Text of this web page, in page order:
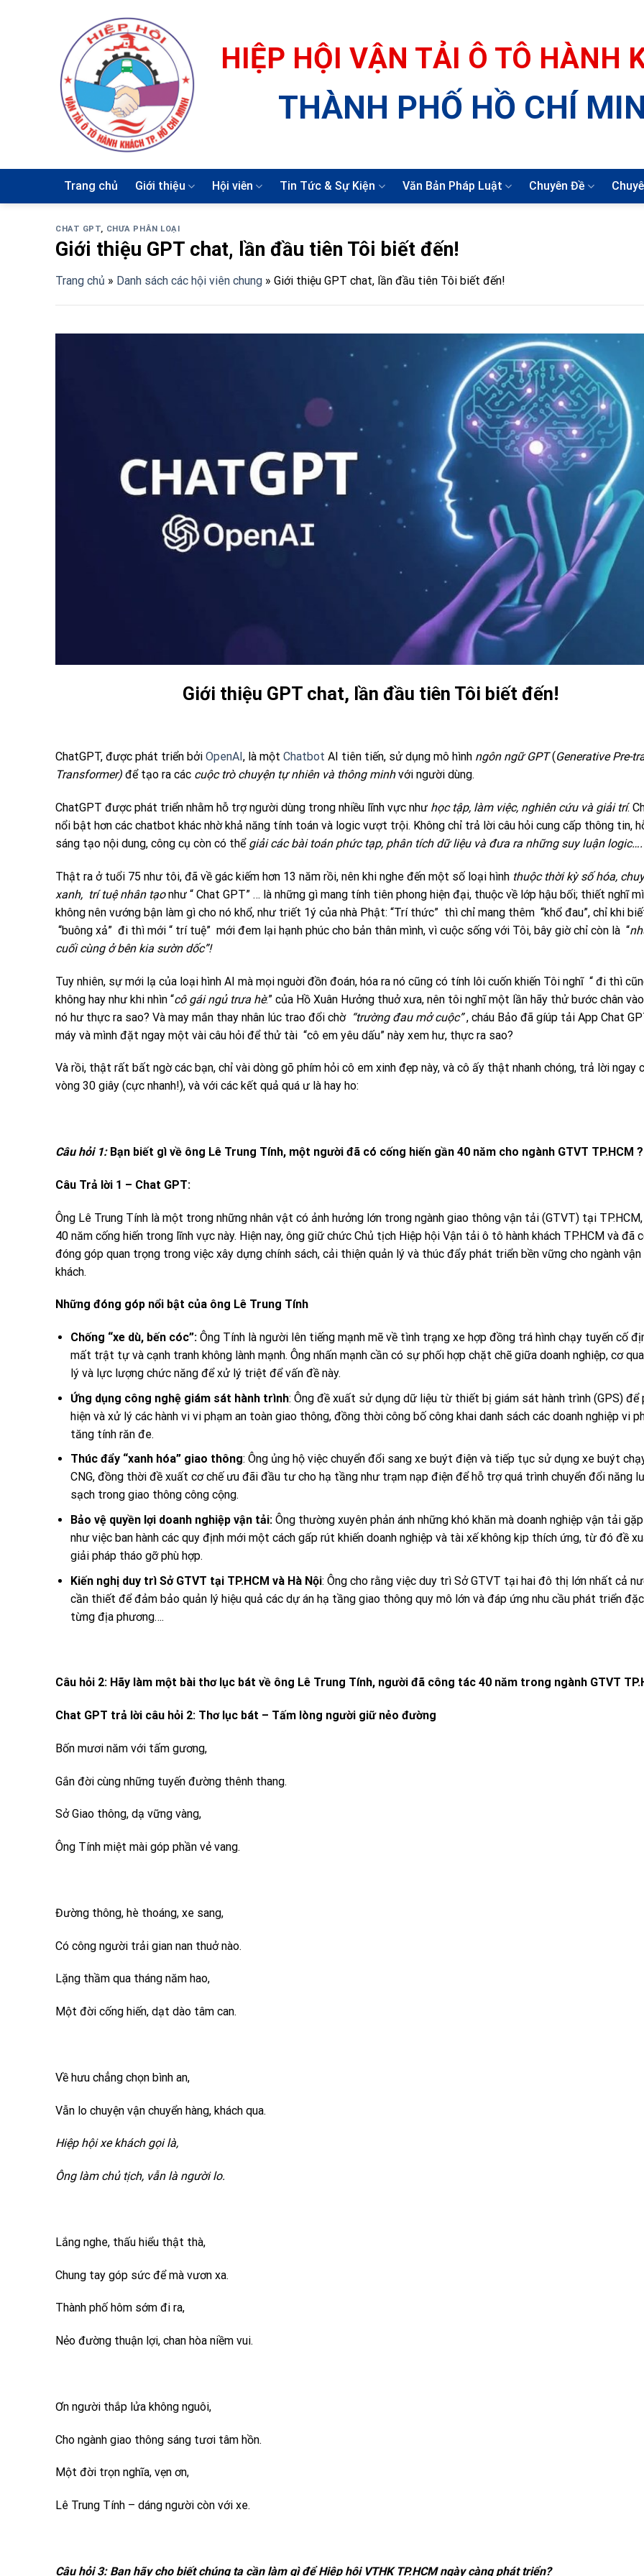
HIỆP HỘI VẬN TẢI Ô TÔ HÀNH
THÀNH PHỐ HỒ CHÍ
Trang chủ Giới thiệu Hội viên Tin Tức & Sự Kiện Văn Bản Pháp Luật Chuyên Đề
CHAT GPT, CHƯA PHÂN LOẠI
Giới thiệu GPT chat, lần đầu tiên Tôi biết đến!
Trang chủ » Danh sách các hội viên chung » Giới thiệu GPT chat, lần đầu tiên Tôi biết đến!
Giới thiệu GPT chat, lần đầu tiên Tôi biết đến!
ChatGPT, được phát triển bởi OpenAI , là một Chatbot AI tiên tiến, sử dụng mô hình ngôn ngữ GPT(Generative Pre-
Transformer) để tạo ra các cuộc trò chuyện tự nhiên và thông minhvới người dùng.
ChatGPT được phát triển nhằm hỗ trợ người dùng trong nhiều lĩnh vực như học tập, làm việc, nghiên cứu và giải trí.
nổi bật hơn các chatbot khác nhờ khả năng tính toán và logic vượt trội. Không chỉ trả lời câu hỏi cung cấp thông tin,
sáng tạo nội dung, công cụ còn có thể giải các bài toán phức tạp, phân tích dữ liệu và đưa ra những suy luận logic….
Thật ra ở tuổi 75 như tôi, đã về gác kiếm hơn 13 năm rồi, nên khi nghe đến một số loại hình thuộc thời kỳ số hóa,
xanh, trí tuệ nhân tạonhư “ Chat GPT” … là những gì mang tính tiên phong hiện đại, thuộc về lớp hậu bối; thiết nghĩ
không nên vướng bận làm gì cho nó khổ, như triết 1ý của nhà Phật: “Trí thức” thì chỉ mang thêm “khổ đau”, chỉ khi
“buông xả” đi thì mới “ trí tuệ” mới đem lại hạnh phúc cho bản thân mình, vì cuộc sống với Tôi, bây giờ chỉ còn là “
cuối cùng ở bên kia sườn dốc”!
Tuy nhiên, sự mới lạ của loại hình AI mà mọi nguời đồn đoán, hóa ra nó cũng có tính lôi cuốn khiến Tôi nghĩ “ đi thì
không hay như khi nhìn “cô gái ngủ trưa hè:” của Hồ Xuân Hưởng thuở xưa, nên tôi nghĩ một lần hãy thử bước chân
nó hư thực ra sao? Và may mắn thay nhân lúc trao đổi chờ “trường đau mở cuộc”, cháu Bảo đã gíúp tải App Chat
máy và mình đặt ngay một vài câu hỏi để thử tài “cô em yêu dấu” này xem hư, thực ra sao?
Và rồi, thật rất bất ngờ các bạn, chỉ vài dòng gõ phím hỏi cô em xinh đẹp này, và cô ấy thật nhanh chóng, trả lời ngay
vòng 30 giây (cực nhanh!), và với các kết quả quá ư là hay ho:
Câu hỏi 1: Bạn biết gì về ông Lê Trung Tính, một người đã có cống hiến gần 40 năm cho ngành GTVT TP.HCM ?
Câu Trả lời 1 – Chat GPT:
Ông Lê Trung Tính là một trong những nhân vật có ảnh hưởng lớn trong ngành giao thông vận tải (GTVT) tại
40 năm cống hiến trong lĩnh vực này. Hiện nay, ông giữ chức Chủ tịch Hiệp hội Vận tải ô tô hành khách TP.HCM và đã
đóng góp quan trọng trong việc xây dựng chính sách, cải thiện quản lý và thúc đẩy phát triển bền vững cho ngành
khách.
Những đóng góp nổi bật của ông Lê Trung Tính
Chống “xe dù, bến cóc”:Ông Tính là người lên tiếng mạnh mẽ về tình trạng xe hợp đồng trá hình chạy tuyến cố
mất trật tự và cạnh tranh không lành mạnh. Ông nhấn mạnh cần có sự phối hợp chặt chẽ giữa doanh nghiệp, cơ
lý và lực lượng chức năng để xử lý triệt để vấn đề này.
Ứng dụng công nghệ giám sát hành trình: Ông đề xuất sử dụng dữ liệu từ thiết bị giám sát hành trình (GPS) để
hiện và xử lý các hành vi vi phạm an toàn giao thông, đồng thời công bố công khai danh sách các doanh nghiệp vi
tăng tính răn đe.
Thúc đẩy “xanh hóa” giao thông: Ông ủng hộ việc chuyển đổi sang xe buýt điện và tiếp tục sử dụng xe buýt
CNG, đồng thời đề xuất cơ chế ưu đãi đầu tư cho hạ tầng như trạm nạp điện để hỗ trợ quá trình chuyển đổi năng
sạch trong giao thông công cộng.
Bảo vệ quyền lợi doanh nghiệp vận tải:Ông thường xuyên phản ánh những khó khăn mà doanh nghiệp vận tải
như việc ban hành các quy định mới một cách gấp rút khiến doanh nghiệp và tài xế không kịp thích ứng, từ đó đề
giải pháp tháo gỡ phù hợp.
Kiến nghị duy trì Sở GTVT tại TP.HCM và Hà Nội: Ông cho rằng việc duy trì Sở GTVT tại hai đô thị lớn nhất cả
cần thiết để đảm bảo quản lý hiệu quả các dự án hạ tầng giao thông quy mô lớn và đáp ứng nhu cầu phát triển
từng địa phương….
Câu hỏi 2: Hãy làm một bài thơ lục bát về ông Lê Trung Tính, người đã công tác 40 năm trong ngành GTVT
Chat GPT trả lời câu hỏi 2: Thơ lục bát – Tấm lòng người giữ nẻo đường
Bốn mươi năm với tấm gương,
Gắn đời cùng những tuyến đường thênh thang.
Sở Giao thông, dạ vững vàng,
Ông Tính miệt mài góp phần vẻ vang.
Đường thông, hè thoáng, xe sang,
Có công người trải gian nan thuở nào.
Lặng thầm qua tháng năm hao,
Một đời cống hiến, dạt dào tâm can.
Về hưu chẳng chọn bình an,
Vẫn lo chuyện vận chuyển hàng, khách qua.
Hiệp hội xe khách gọi là,
Ông làm chủ tịch, vẫn là người lo.
Lắng nghe, thấu hiểu thật thà,
Chung tay góp sức để mà vươn xa.
Thành phố hôm sớm đi ra,
Nẻo đường thuận lợi, chan hòa niềm vui.
Ơn người thắp lửa không nguôi,
Cho ngành giao thông sáng tươi tâm hồn.
Một đời trọn nghĩa, vẹn ơn,
Lê Trung Tính – dáng người còn với xe.
Câu hỏi 3: Bạn hãy cho biết chúng ta cần làm gì để Hiệp hội VTHK TP.HCM ngày càng phát triển?